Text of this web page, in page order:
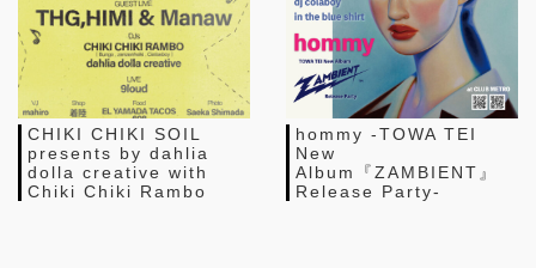
CHIKI CHIKI SOIL
presents by dahlia
dolla creative with
Chiki Chiki Rambo
hommy -TOWA TEI
New
Album『ZAMBIENT』
Release Party-